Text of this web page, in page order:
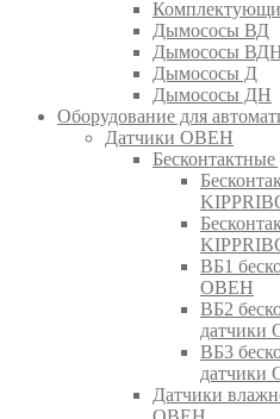
Дымососы ВД
Дымососы
Дымососы Д
Дымососы ДН
Оборудование для
Датчики ОВЕН
ВБ1
ОВЕН
ВБ2
ВБ3
Датчики